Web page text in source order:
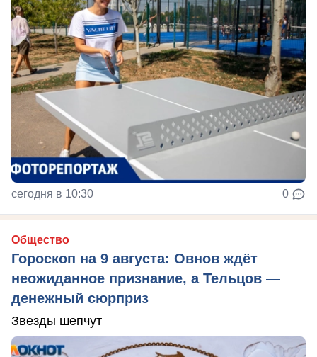
сегодня в 10:30 0
Общество
Гороскоп на 9 августа: Овнов ждёт
неожиданное признание, а Тельцов —
денежный сюрприз
Звезды шепчут